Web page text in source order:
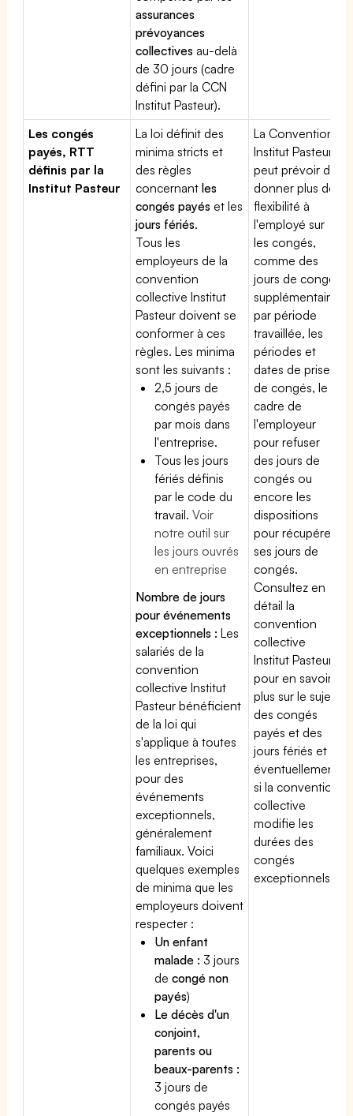
assurances
prévoyances
collectives au-delà
de 30 jours (cadre
défini par la CCN
Institut Pasteur).
Les congés
payés, RTT
définis par la
Institut Pasteur
La loi définit des
minima stricts et
des règles
concernantles
congés payés et les
jours fériés.
Tous les
employeurs de la
convention
collective Institut
Pasteur doivent se
conformer à ces
règles. Les minima
sont les suivants :
2,5 jours de
congés payés
par mois dans
l'entreprise.
Tous les jours
fériés définis
par le code du
travail.Voir
notre outil sur
les jours ouvrés
en entreprise
Nombre de jours
pour événements
exceptionnels : Les
salariés de la
convention
collective Institut
Pasteur bénéficient
de la loi qui
s'applique à toutes
les entreprises,
pour des
événements
exceptionnels,
généralement
familiaux. Voici
quelques exemples
de minima que les
employeurs doivent
respecter :
Un enfant
malade : 3 jours
decongé non
payés)
Le décès d'un
conjoint,
parents ou
beaux-parents :
3 jours de
congés payés
La Convention
Institut Pasteur
peut prévoir de
donner plus de
flexibilité à
l'employé sur
les congés,
comme des
jours de congé
supplémentaires
par période
travaillée, les
périodes et
dates de prise
de congés, le
cadre de
l'employeur
pour refuser
des jours de
congés ou
encore les
dispositions
pour récupérer
ses jours de
congés.
Consultez en
détail la
convention
collective
Institut Pasteur
pour en savoir
plus sur le sujet
des congés
payés et des
jours fériés et
éventuellement
si la convention
collective
modifie les
durées des
congés
exceptionnels.